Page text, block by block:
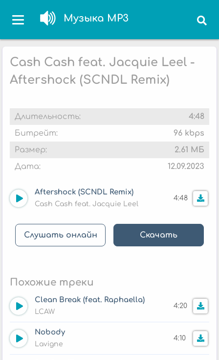
Музыка MP3
Cash Cash feat. Jacquie Leel -
Aftershock (SCNDL Remix)
Длительность:
4:48
Битрейт:
96 kbps
Размер:
2.61 МБ
Дата:
12.09.2023
Aftershock (SCNDL Remix)
Cash Cash feat. Jacquie Leel
4:48
Слушать онлайн Скачать
Похожие треки
Clean Break (feat. Raphaella)
LCAW
4:20
Nobody
Lavigne
4:10